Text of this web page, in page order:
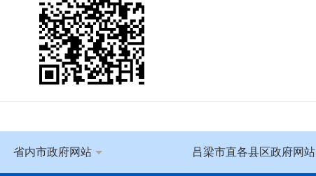
省内市政府网站 吕梁市直各县区政府网站